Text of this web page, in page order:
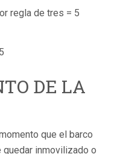
regla de tres = 5
DE LA
que el barco
inmovilizado o